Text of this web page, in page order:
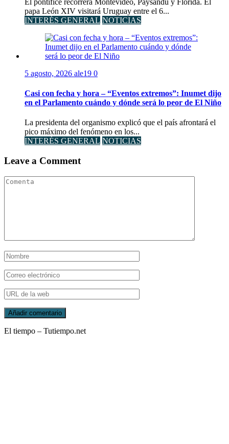
papa León XIV visitará Uruguay entre el 6...
INTERÉS GENERAL NOTICIAS
5 agosto, 2026 ale19 0
Casi con fecha y hora – “Eventos extremos”: Inumet dijo
en el Parlamento cuándo y dónde será lo peor de El Niño
La presidenta del organismo explicó que el país afrontará el
pico máximo del fenómeno en los...
INTERÉS GENERAL NOTICIAS
Leave a Comment
El tiempo – Tutiempo.net